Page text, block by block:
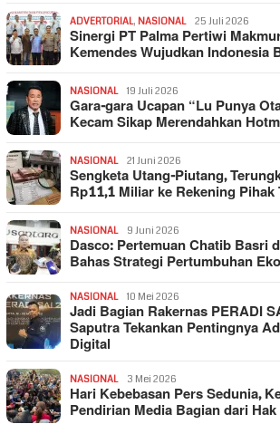
ADVERTORIAL, NASIONAL 25 Juli 2026
Sinergi PT Palma Pertiwi
Kemendes Wujudkan Indonesia
NASIONAL 19 Juli 2026
Gara-gara Ucapan “Lu Punya
Kecam Sikap Merendahkan
NASIONAL 21 Juni 2026
Sengketa Utang-Piutang,
Rp11,1 Miliar ke Rekening Pihak
NASIONAL 9 Juni 2026
Dasco: Pertemuan Chatib Basri
Bahas Strategi Pertumbuhan
NASIONAL 10 Mei 2026
Jadi Bagian Rakernas PERADI
Saputra Tekankan Pentingnya
Digital
NASIONAL 3 Mei 2026
Hari Kebebasan Pers Sedunia,
Pendirian Media Bagian dari